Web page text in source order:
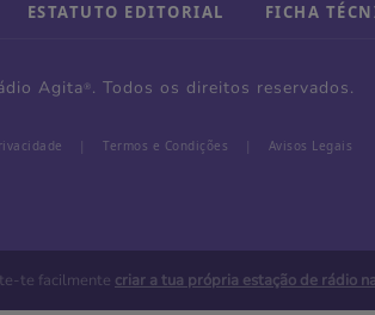
ESTATUTO EDITORIAL FICHA
Agita®. Todos os direitos reservados.
| Termos e Condições | Avisos Legais
te facilmente criar a tua própria estação de rádio